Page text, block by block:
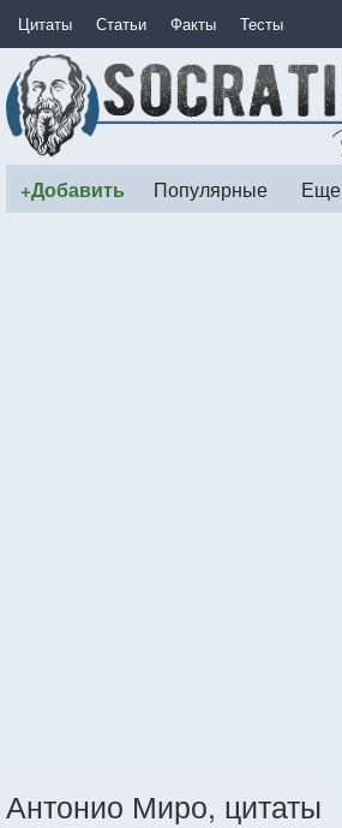
Цитаты Статьи Факты Тесты
+Добавить Популярные Еще
Антонио Миро, цитаты